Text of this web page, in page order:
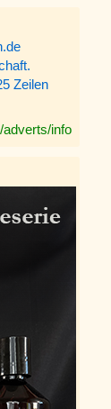
Zeilen
info